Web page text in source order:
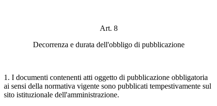
Art. 8
Decorrenza e durata dell'obbligo di pubblicazione
1. I documenti contenenti atti oggetto di pubblicazione obbligatoria
ai sensi della normativa vigente sono pubblicati tempestivamente sul
sito istituzionale dell'amministrazione.